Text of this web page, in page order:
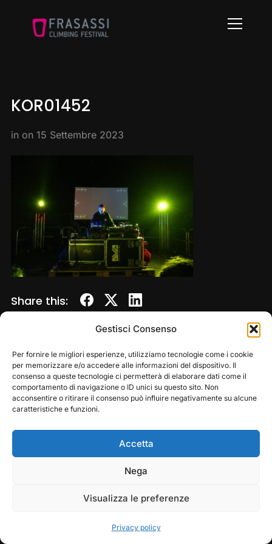
Gestisci Consenso
Per fornire le migliori esperienze, utilizziamo tecnologie come i cookie
per memorizzare e/o accedere alle informazioni del dispositivo. Il
consenso a queste tecnologie ci permetterà di elaborare dati come il
comportamento di navigazione o ID unici su questo sito. Non
acconsentire o ritirare il consenso può influire negativamente su alcune
caratteristiche e funzioni.
Accetta
Nega
Visualizza le preferenze
Privacy policy
Info
KOR01452
in on 15 Settembre 2023
Share this:
Copyright © 2026 — Frasassi Climbing Festival. All
Rights Reserved